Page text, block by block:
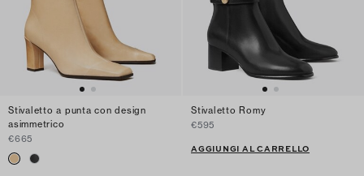
Stivaletto a punta con design
asimmetrico
€665
Stivaletto Romy
€595
AGGIUNGI AL CARRELLO